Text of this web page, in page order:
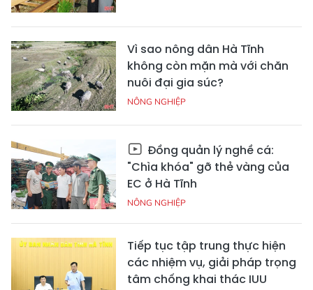
Vì sao nông dân Hà Tĩnh
không còn mặn mà với chăn
nuôi đại gia súc?
NÔNG NGHIỆP
Đồng quản lý nghề cá:
"Chìa khóa" gỡ thẻ vàng của
EC ở Hà Tĩnh
NÔNG NGHIỆP
Tiếp tục tập trung thực hiện
các nhiệm vụ, giải pháp trọng
tâm chống khai thác IUU